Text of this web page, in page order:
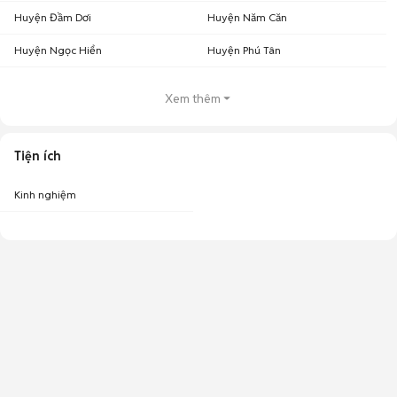
Các phiên bản HTC U11
HTC U11 64GB cũ
Huyện Đầm Dơi Huyện Năm Căn
Huyện Ngọc Hiển Huyện Phú Tân
Xem thêm
Tiện ích
Kinh nghiệm